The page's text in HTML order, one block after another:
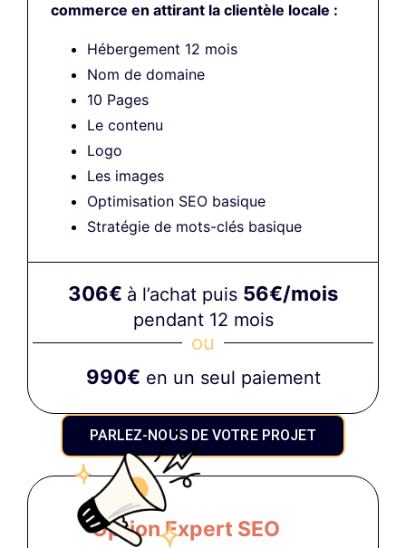
commerce en attirant la clientèle locale :
Hébergement 12 mois
Nom de domaine
10 Pages
Le contenu
Logo
Les images
Optimisation SEO basique
Stratégie de mots-clés basique
306€ à l’achat puis 56€/mois
pendant 12 mois
ou
990€ en un seul paiement
PARLEZ-NOUS DE VOTRE PROJET
Option Expert SEO